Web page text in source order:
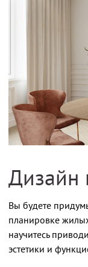
Дизайн
Вы будете
планировке
научитесь
эстетики и